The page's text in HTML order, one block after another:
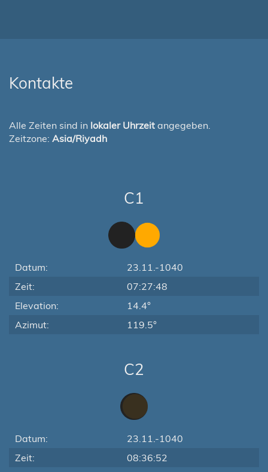
Kontakte
Alle Zeiten sind in lokaler Uhrzeit angegeben.
Zeitzone: Asia/Riyadh
C1
Datum:
23.11.-1040
Zeit:
07:27:48
Elevation:
14.4°
Azimut:
119.5°
C2
Datum:
23.11.-1040
Zeit:
08:36:52